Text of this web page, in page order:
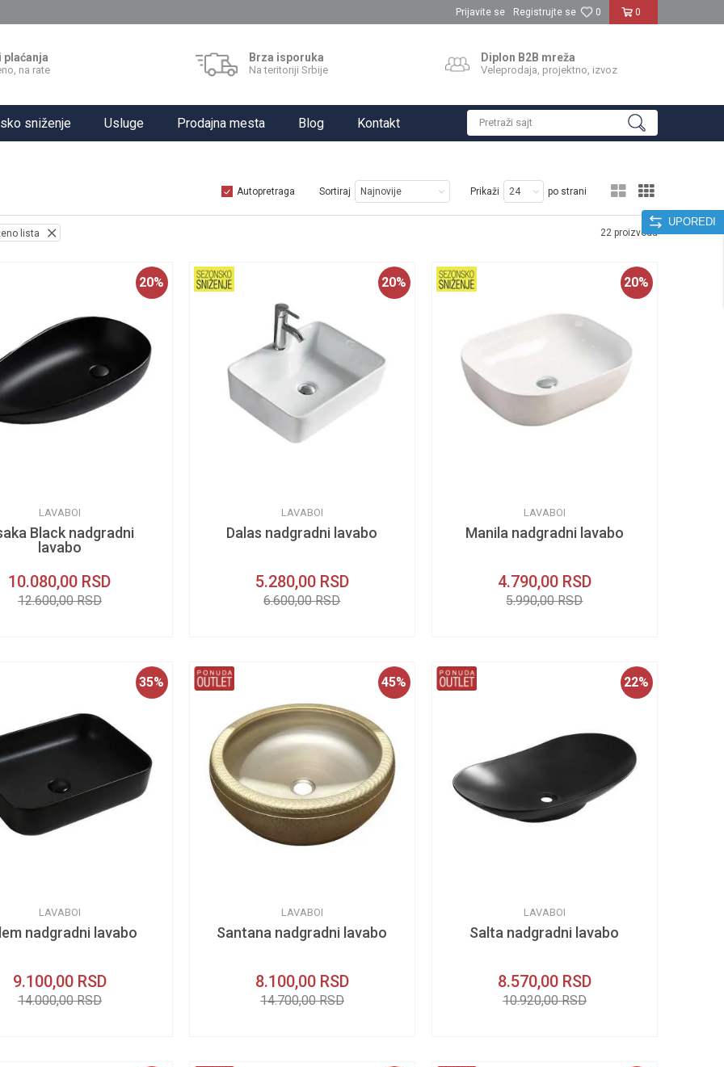
0
0
Prijavite se Registrujte se
plaćanja
na rate
Brza isporuka
Na teritoriji Srbije
Diplon B2B mreža
Veleprodaja, projektno, izvoz
sniženje Usluge Prodajna mesta Blog Kontakt Pretraži sajt
UPOREDI
Autopretraga Sortiraj Prikaži po strani
lista 22 proizvoda
20%
LAVABOI
Black nadgradni
lavabo
10.080,00 RSD
12.600,00RSD
20%
LAVABOI
Dalas nadgradni lavabo
5.280,00 RSD
6.600,00RSD
20%
LAVABOI
Manila nadgradni lavabo
4.790,00 RSD
5.990,00RSD
35%
LAVABOI
nadgradni lavabo
9.100,00 RSD
14.000,00RSD
45%
LAVABOI
Santana nadgradni lavabo
8.100,00 RSD
14.700,00RSD
22%
LAVABOI
Salta nadgradni lavabo
8.570,00 RSD
10.920,00RSD